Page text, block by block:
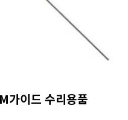
가이드 수리용품